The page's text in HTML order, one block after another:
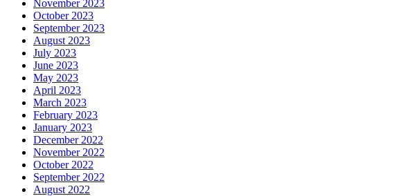
November 2023
October 2023
September 2023
August 2023
July 2023
June 2023
May 2023
April 2023
March 2023
February 2023
January 2023
December 2022
November 2022
October 2022
September 2022
August 2022